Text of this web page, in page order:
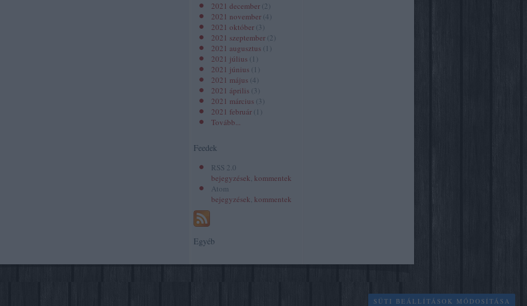
2021 december (2
2021 november (4
2021 október (3
2021 szeptember (2
2021 augusztus ( 1
2021 július ( 1
2021 június ( 1
2021 május (4
2021 április (3
2021 március (3
2021 február ( 1
Tovább...
Feedek
RSS 2.0
bejegyzések, kommentek
Atom
bejegyzések, kommentek
Egyéb
SÜTI BEÁLLÍTÁSOK MÓDOSÍTÁSA